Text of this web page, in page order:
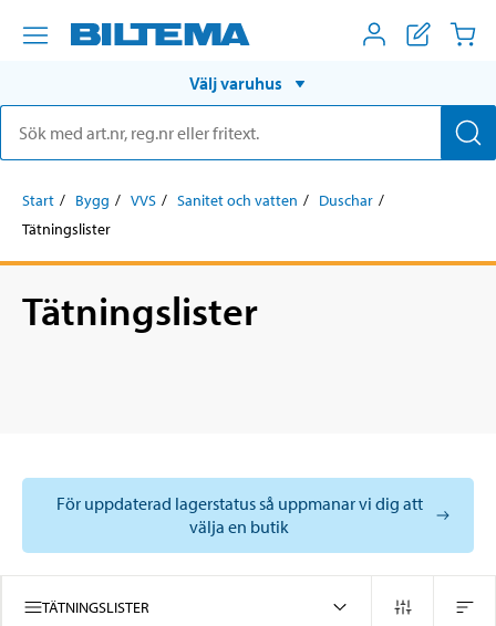
Välj varuhus
Start Bygg VVS Sanitet och vatten
Duschar
Tätningslister
Tätningslister
För uppdaterad lagerstatus så uppmanar vi dig att
välja en butik
TÄTNINGSLISTER